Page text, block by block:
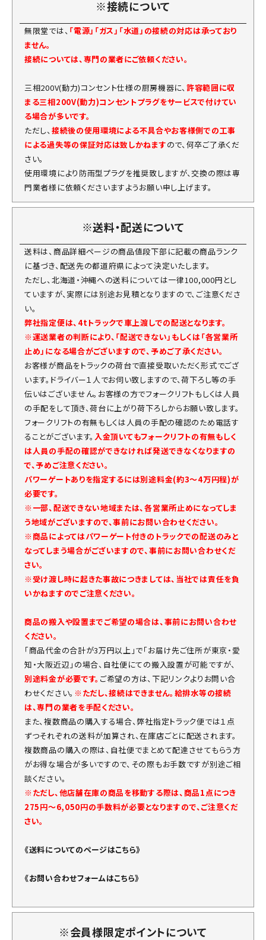
※接続について
無限堂では、 「電源」「ガス」「水道」の接続の対応は承っており
ません。
接続については、専門の業者にご依頼ください。
三相200V(動力)コンセント仕様の厨房機器に、許容範囲に収
まる三相200V(動力)コンセントプラグをサービスで付けてい
る場合が多いです。
ただし、接続後の使用環境による不具合やお客様側での工事
による過失等の保証対応は致しかねますので、何卒ご了承くだ
さい。
使用環境により防雨型プラグを推奨致しますが、交換の際は専
門業者様に依頼くださいますようお願い申し上げます。
※送料・配送について
送料は、商品詳細ページの商品値段下部に記載の商品ランク
に基づき、配送先の都道府県によって決定いたします。
ただし、北海道・沖縄への送料については一律100,000円とし
ていますが、実際には別途お見積となりますので、ご注意くださ
い。
弊社指定便は、4tトラックで車上渡しでの配送となります。
※運送業者の判断により、「配送できない」もしくは「各営業所
止め」になる場合がございますので、予めご了承ください。
お客様が商品をトラックの荷台で直接受取いただく形式でござ
います。ドライバー１人でお伺い致しますので、荷下ろし等の手
伝いはございません。お客様の方でフォークリフトもしくは人員
の手配をして頂き、荷台に上がり荷下ろしからお願い致します。
フォークリフトの有無もしくは人員の手配の確認のため電話す
ることがございます。 入金頂いてもフォークリフトの有無もしく
は人員の手配の確認ができなければ発送できなくなりますの
で、予めご注意ください。
パワーゲートありを指定するには別途料金(約3～4万円程)が
必要です。
※一部、配送できない地域または、各営業所止めになってしま
う地域がございますので、事前にお問い合わせください。
※商品によってはパワーゲート付きのトラックでの配送のみと
なってしまう場合がございますので、事前にお問い合わせくだ
さい。
※受け渡し時に起きた事故につきましては、当社では責任を負
いかねますのでご注意ください。
商品の搬入や設置までご希望の場合は、事前にお問い合わせ
ください。
「商品代金の合計が3万円以上」で「お届け先ご住所が東京・愛
知・大阪近辺」の場合、自社便にての搬入設置が可能ですが、
別途料金が必要です。 ご希望の方は、下記リンクよりお問い合
わせください。 ※ただし、接続はできません。給排水等の接続
は、専門の業者を手配ください。
また、複数商品の購入する場合、弊社指定トラック便では１点
ずつそれぞれの送料が加算され、在庫店ごとに配送されます。
複数商品の購入の際は、自社便でまとめて配達させてもらう方
がお得な場合が多いですので、その際もお手数ですが別途ご相
談ください。
※ただし、他店舗在庫の商品を移動する際は、商品1点につき
275円～6,050円の手数料が必要となりますので、ご注意くだ
さい。
《送料についてのページはこちら》
《お問い合わせフォームはこちら》
※会員様限定ポイントについて